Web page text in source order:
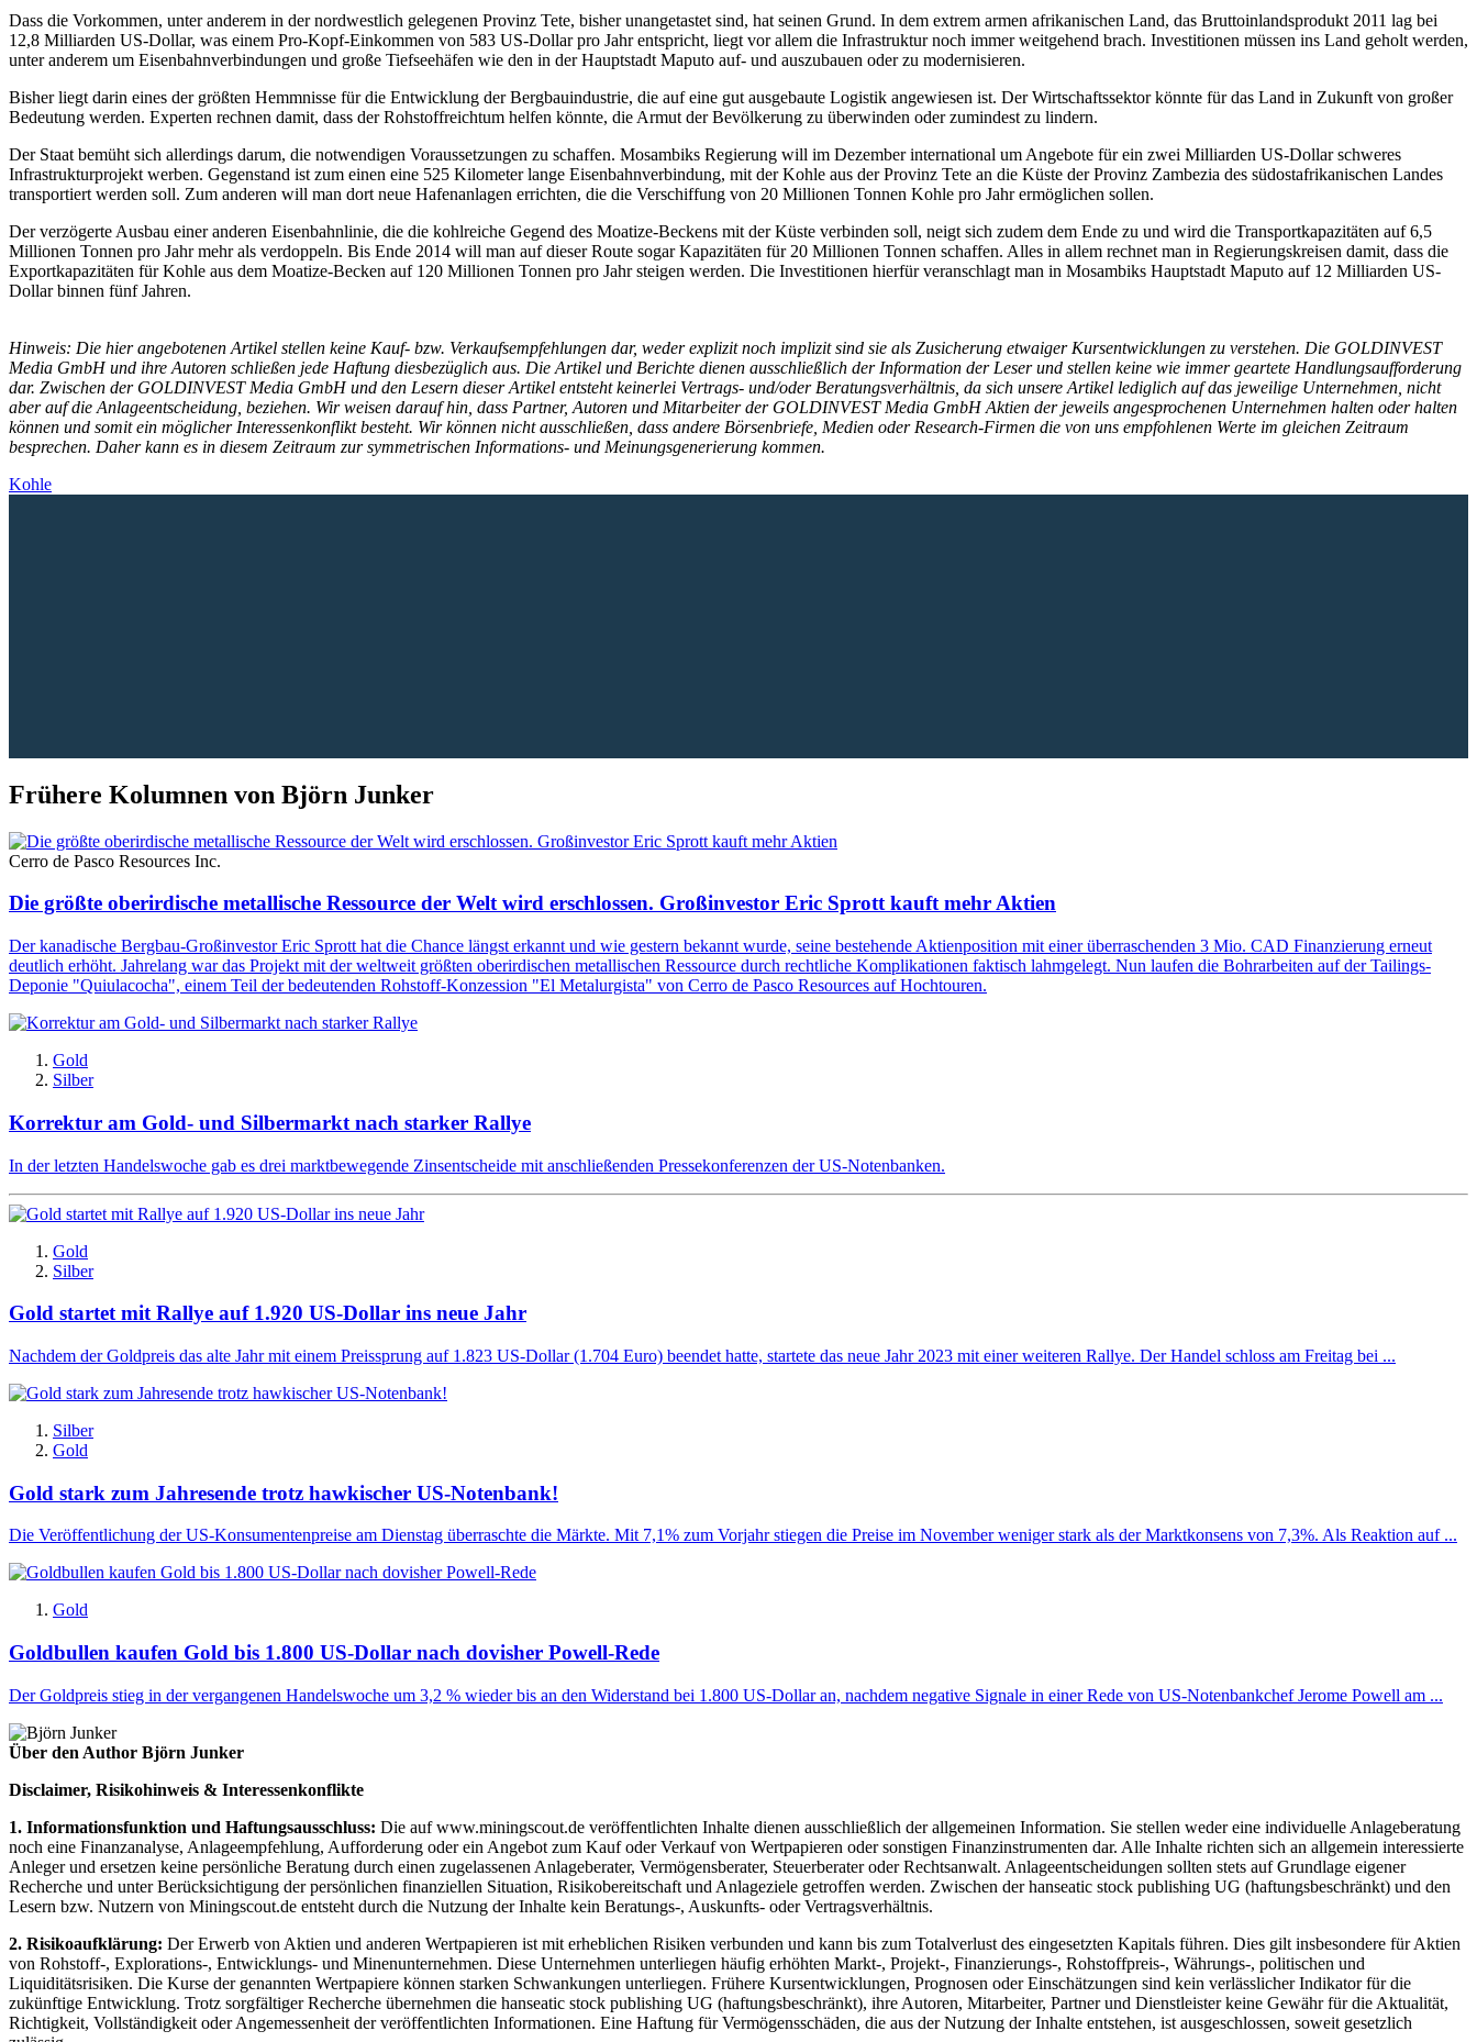
Dass die Vorkommen, unter anderem in der nordwestlich gelegenen Provinz Tete, bisher unangetastet sind, hat seinen Grund. In dem extrem armen afrikanischen Land, das Bruttoinlandsprodukt 2011 lag bei
12,8 Milliarden US-Dollar, was einem Pro-Kopf-Einkommen von 583 US-Dollar pro Jahr entspricht, liegt vor allem die Infrastruktur noch immer weitgehend brach. Investitionen müssen ins Land geholt werden,
unter anderem um Eisenbahnverbindungen und große Tiefseehäfen wie den in der Hauptstadt Maputo auf- und auszubauen oder zu modernisieren.
Bisher liegt darin eines der größten Hemmnisse für die Entwicklung der Bergbauindustrie, die auf eine gut ausgebaute Logistik angewiesen ist. Der Wirtschaftssektor könnte für das Land in Zukunft von großer
Bedeutung werden. Experten rechnen damit, dass der Rohstoffreichtum helfen könnte, die Armut der Bevölkerung zu überwinden oder zumindest zu lindern.
Der Staat bemüht sich allerdings darum, die notwendigen Voraussetzungen zu schaffen. Mosambiks Regierung will im Dezember international um Angebote für ein zwei Milliarden US-Dollar schweres
Infrastrukturprojekt werben. Gegenstand ist zum einen eine 525 Kilometer lange Eisenbahnverbindung, mit der Kohle aus der Provinz Tete an die Küste der Provinz Zambezia des südostafrikanischen Landes
transportiert werden soll. Zum anderen will man dort neue Hafenanlagen errichten, die die Verschiffung von 20 Millionen Tonnen Kohle pro Jahr ermöglichen sollen.
Der verzögerte Ausbau einer anderen Eisenbahnlinie, die die kohlreiche Gegend des Moatize-Beckens mit der Küste verbinden soll, neigt sich zudem dem Ende zu und wird die Transportkapazitäten auf 6,5
Millionen Tonnen pro Jahr mehr als verdoppeln. Bis Ende 2014 will man auf dieser Route sogar Kapazitäten für 20 Millionen Tonnen schaffen. Alles in allem rechnet man in Regierungskreisen damit, dass die
Exportkapazitäten für Kohle aus dem Moatize-Becken auf 120 Millionen Tonnen pro Jahr steigen werden. Die Investitionen hierfür veranschlagt man in Mosambiks Hauptstadt Maputo auf 12 Milliarden US-
Dollar binnen fünf Jahren.
Hinweis: Die hier angebotenen Artikel stellen keine Kauf- bzw. Verkaufsempfehlungen dar, weder explizit noch implizit sind sie als Zusicherung etwaiger Kursentwicklungen zu verstehen. Die GOLDINVEST
Media GmbH und ihre Autoren schließen jede Haftung diesbezüglich aus. Die Artikel und Berichte dienen ausschließlich der Information der Leser und stellen keine wie immer geartete Handlungsaufforderung
dar. Zwischen der GOLDINVEST Media GmbH und den Lesern dieser Artikel entsteht keinerlei Vertrags- und/oder Beratungsverhältnis, da sich unsere Artikel lediglich auf das jeweilige Unternehmen, nicht
aber auf die Anlageentscheidung, beziehen. Wir weisen darauf hin, dass Partner, Autoren und Mitarbeiter der GOLDINVEST Media GmbH Aktien der jeweils angesprochenen Unternehmen halten oder halten
können und somit ein möglicher Interessenkonflikt besteht. Wir können nicht ausschließen, dass andere Börsenbriefe, Medien oder Research-Firmen die von uns empfohlenen Werte im gleichen Zeitraum
besprechen. Daher kann es in diesem Zeitraum zur symmetrischen Informations- und Meinungsgenerierung kommen.
Kohle
Frühere Kolumnen von Björn Junker
Cerro de Pasco Resources Inc.
Die größte oberirdische metallische Ressource der Welt wird erschlossen. Großinvestor Eric Sprott kauft mehr Aktien
Der kanadische Bergbau-Großinvestor Eric Sprott hat die Chance längst erkannt und wie gestern bekannt wurde, seine bestehende Aktienposition mit einer überraschenden 3 Mio. CAD Finanzierung erneut
deutlich erhöht. Jahrelang war das Projekt mit der weltweit größten oberirdischen metallischen Ressource durch rechtliche Komplikationen faktisch lahmgelegt. Nun laufen die Bohrarbeiten auf der Tailings-
Deponie "Quiulacocha", einem Teil der bedeutenden Rohstoff-Konzession "El Metalurgista" von Cerro de Pasco Resources auf Hochtouren.
Gold
Silber
Korrektur am Gold- und Silbermarkt nach starker Rallye
In der letzten Handelswoche gab es drei marktbewegende Zinsentscheide mit anschließenden Pressekonferenzen der US-Notenbanken.
Gold
Silber
Gold startet mit Rallye auf 1.920 US-Dollar ins neue Jahr
Nachdem der Goldpreis das alte Jahr mit einem Preissprung auf 1.823 US-Dollar (1.704 Euro) beendet hatte, startete das neue Jahr 2023 mit einer weiteren Rallye. Der Handel schloss am Freitag bei ...
Silber
Gold
Gold stark zum Jahresende trotz hawkischer US-Notenbank!
Die Veröffentlichung der US-Konsumentenpreise am Dienstag überraschte die Märkte. Mit 7,1% zum Vorjahr stiegen die Preise im November weniger stark als der Marktkonsens von 7,3%. Als Reaktion auf ...
Gold
Goldbullen kaufen Gold bis 1.800 US-Dollar nach dovisher Powell-Rede
Der Goldpreis stieg in der vergangenen Handelswoche um 3,2 % wieder bis an den Widerstand bei 1.800 US-Dollar an, nachdem negative Signale in einer Rede von US-Notenbankchef Jerome Powell am ...
Über den Author Björn Junker
Disclaimer, Risikohinweis & Interessenkonflikte
1. Informationsfunktion und Haftungsausschluss: Die auf www.miningscout.de veröffentlichten Inhalte dienen ausschließlich der allgemeinen Information. Sie stellen weder eine individuelle Anlageberatung
noch eine Finanzanalyse, Anlageempfehlung, Aufforderung oder ein Angebot zum Kauf oder Verkauf von Wertpapieren oder sonstigen Finanzinstrumenten dar. Alle Inhalte richten sich an allgemein interessierte
Anleger und ersetzen keine persönliche Beratung durch einen zugelassenen Anlageberater, Vermögensberater, Steuerberater oder Rechtsanwalt. Anlageentscheidungen sollten stets auf Grundlage eigener
Recherche und unter Berücksichtigung der persönlichen finanziellen Situation, Risikobereitschaft und Anlageziele getroffen werden. Zwischen der hanseatic stock publishing UG (haftungsbeschränkt) und den
Lesern bzw. Nutzern von Miningscout.de entsteht durch die Nutzung der Inhalte kein Beratungs-, Auskunfts- oder Vertragsverhältnis.
2. Risikoaufklärung: Der Erwerb von Aktien und anderen Wertpapieren ist mit erheblichen Risiken verbunden und kann bis zum Totalverlust des eingesetzten Kapitals führen. Dies gilt insbesondere für Aktien
von Rohstoff-, Explorations-, Entwicklungs- und Minenunternehmen. Diese Unternehmen unterliegen häufig erhöhten Markt-, Projekt-, Finanzierungs-, Rohstoffpreis-, Währungs-, politischen und
Liquiditätsrisiken. Die Kurse der genannten Wertpapiere können starken Schwankungen unterliegen. Frühere Kursentwicklungen, Prognosen oder Einschätzungen sind kein verlässlicher Indikator für die
zukünftige Entwicklung. Trotz sorgfältiger Recherche übernehmen die hanseatic stock publishing UG (haftungsbeschränkt), ihre Autoren, Mitarbeiter, Partner und Dienstleister keine Gewähr für die Aktualität,
Richtigkeit, Vollständigkeit oder Angemessenheit der veröffentlichten Informationen. Eine Haftung für Vermögensschäden, die aus der Nutzung der Inhalte entstehen, ist ausgeschlossen, soweit gesetzlich